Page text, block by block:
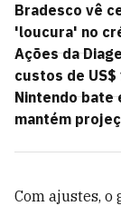
Bradesco vê
'loucura' no
Ações da
custos de US$
Nintendo bate
mantém
Com ajustes, o